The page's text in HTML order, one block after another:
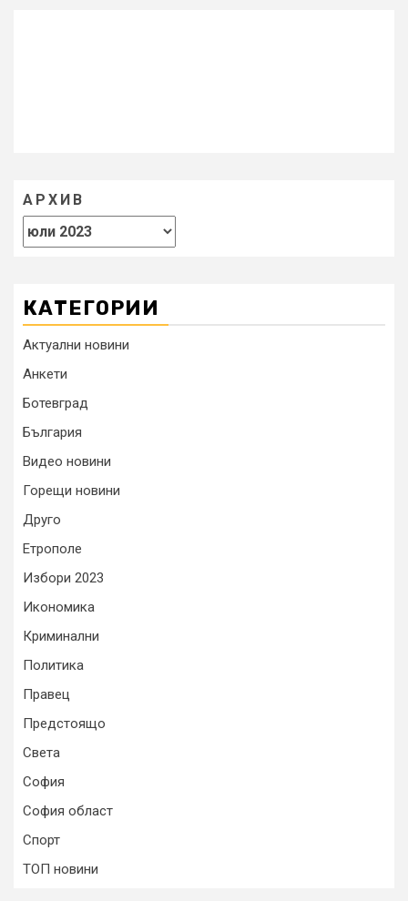
АРХИВ
КАТЕГОРИИ
Актуални новини
Анкети
Ботевград
България
Видео новини
Горещи новини
Друго
Етрополе
Избори 2023
Икономика
Криминални
Политика
Правец
Предстоящо
Света
София
София област
Спорт
ТОП новини